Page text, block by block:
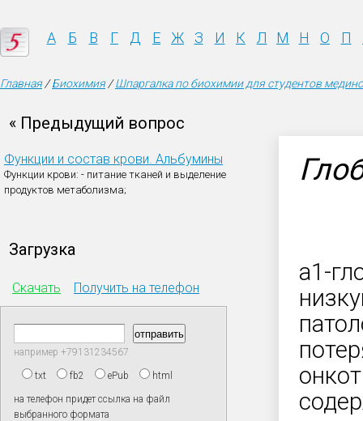
А Б В Г Д Е Ж З И К Л М Н О П
Главная/Биохимия/Шпаргалка по биохимии для студентов
« Предыдущий вопрос
Функции и состав крови. Альбумины
Функции крови: - питание тканей и выделение
продуктов метаболизма;
Загрузка
Скачать Получить на телефон
например +79131234567
txt fb2 ePub html
на телефон придет ссылка на файл
выбранного формата
a1-